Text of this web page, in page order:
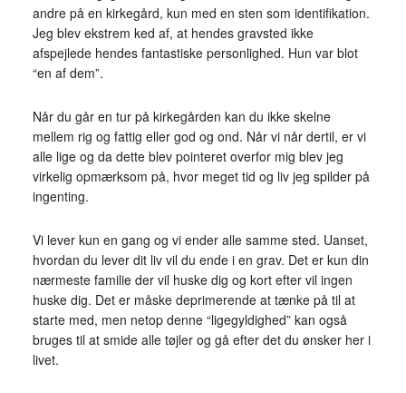
andre på en kirkegård, kun med en sten som identifikation.
Jeg blev ekstrem ked af, at hendes gravsted ikke
afspejlede hendes fantastiske personlighed. Hun var blot
“en af dem”.
Når du går en tur på kirkegården kan du ikke skelne
mellem rig og fattig eller god og ond. Når vi når dertil, er vi
alle lige og da dette blev pointeret overfor mig blev jeg
virkelig opmærksom på, hvor meget tid og liv jeg spilder på
ingenting.
Vi lever kun en gang og vi ender alle samme sted. Uanset,
hvordan du lever dit liv vil du ende i en grav. Det er kun din
nærmeste familie der vil huske dig og kort efter vil ingen
huske dig. Det er måske deprimerende at tænke på til at
starte med, men netop denne “ligegyldighed” kan også
bruges til at smide alle tøjler og gå efter det du ønsker her i
livet.